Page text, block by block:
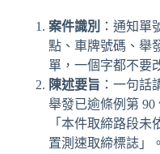
案件識別
：通知單
點、車牌號碼、舉
單，一個字都不要
陳述要旨 ：一句話
舉發已逾條例第
「本件取締路段未
置測速取締標誌」。